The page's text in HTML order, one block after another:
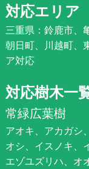
対応エリア
三重県：鈴鹿市、
朝日町、川越町、
ア対応
対応樹木一
常緑広葉樹
アオキ、アカガシ
オシ、イスノキ、
エゾユズリハ、オ